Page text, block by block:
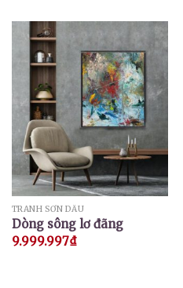
TRANH SƠN DẦU
Dòng sông lơ đãng
9.999.997₫